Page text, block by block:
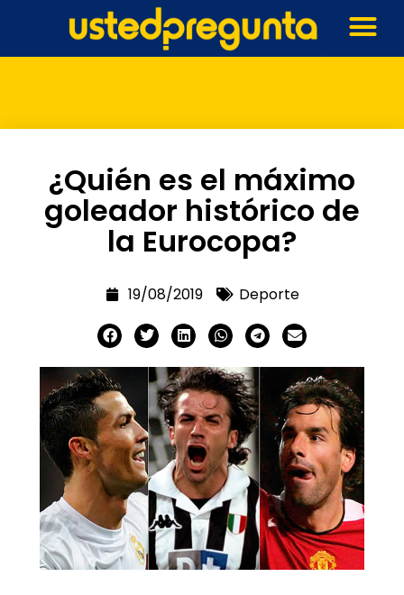
¿Quién es el máximo
goleador histórico de
la Eurocopa?
19/08/2019 Deporte